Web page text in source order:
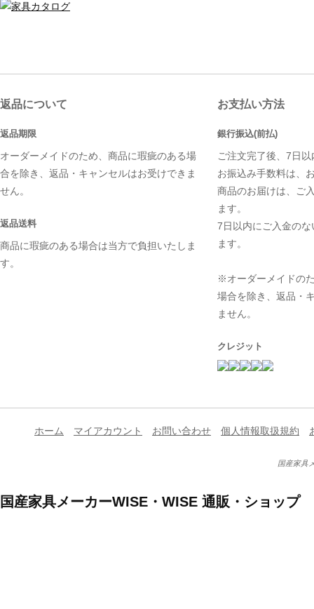
返品について
返品期限
オーダーメイドのため、商品に瑕疵のある場
合を除き、返品・キャンセルはお受けできま
せん。
返品送料
商品に瑕疵のある場合は当方で負担いたしま
す。
お支払い方法
銀行振込(前払)
ご注文完了後、7日
お振込み手数料は、
商品のお届けは、ご
ます。
7日以内にご入金の
ます。
※オーダーメイドの
場合を除き、返品・
ません。
クレジット
ホーム マイアカウント お問い合わせ 個人情報取扱規約
国産家具
国産家具メーカーWISE・WISE 通販・ショップ